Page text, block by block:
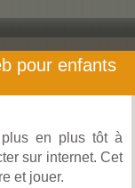
pour enfants
en plus tôt à
sur internet. Cet
et jouer.